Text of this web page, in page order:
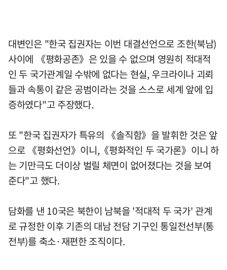
대변인은 "한국 집권자는 이번 대결선언으로 조한(북남)
사이에 《평화공존》은 있을 수 없으며 영원히 적대적
인 두 국가관계일 수밖에 없다는 현실, 우크라이나 괴뢰
들과 속통이 같은 공범이라는 것을 스스로 세계 앞에 입
증하였다"고 주장했다.
또 "한국 집권자가 특유의 《솔직함》을 발휘한 것은 앞
으로 《평화선언》이니,《평화적인 두 국가론》이니 하
는 기만극도 더이상 벌릴 체면이 없어졌다는 것을 보여
준다"고 했다.
담화를 낸 10국은 북한이 남북을 '적대적 두 국가' 관계
로 규정한 이후 기존의 대남 전담 기구인 통일전선부(통
전부)를 축소·재편한 조직이다.